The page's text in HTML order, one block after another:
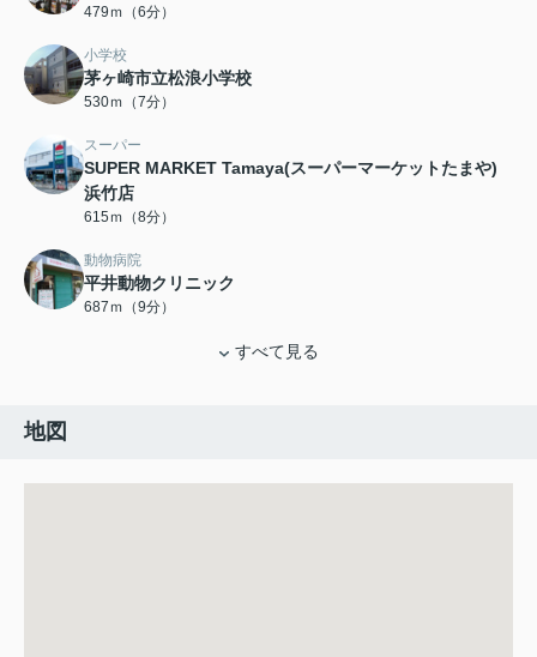
479ｍ（6分）
小学校
茅ヶ崎市立松浪小学校
530ｍ（7分）
スーパー
SUPER MARKET Tamaya(スーパーマーケットたまや)
浜竹店
615ｍ（8分）
動物病院
平井動物クリニック
687ｍ（9分）
すべて見る
地図